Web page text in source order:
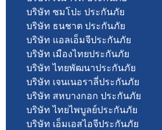
บริษัท ซมโปะ ประกันภัย
บริษัท ธนชาต ประกันภัย
บริษัท แอลเอ็มจีประกันภัย
บริษัท เมืองไทยประกันภัย
บริษัท ไทยพัฒนาประกันภัย
บริษัท เจนเนอราลี่ประกันภัย
บริษัท สหบางกอก ประกันภัย
บริษัท ไทยไพบูลย์ประกันภัย
บริษัท เอ็มเอสไอจีประกันภัย